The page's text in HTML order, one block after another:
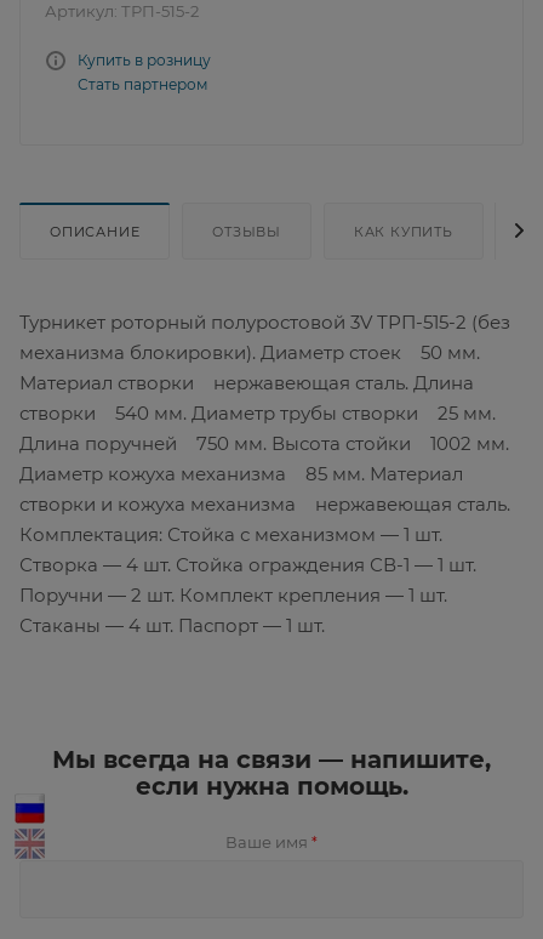
Артикул: ТРП-515-2
Купить в розницу
Стать партнером
ОПИСАНИЕ ОТЗЫВЫ КАК КУПИТЬ
Турникет роторный полуростовой 3V ТРП-515-2 (без
механизма блокировки). Диаметр стоек 50 мм.
Материал створки нержавеющая сталь. Длина
створки 540 мм. Диаметр трубы створки 25 мм.
Длина поручней 750 мм. Высота стойки 1002 мм.
Диаметр кожуха механизма 85 мм. Материал
створки и кожуха механизма нержавеющая сталь.
Комплектация: Стойка с механизмом — 1 шт.
Створка — 4 шт. Стойка ограждения СВ-1 — 1 шт.
Поручни — 2 шт. Комплект крепления — 1 шт.
Стаканы — 4 шт. Паспорт — 1 шт.
Мы всегда на связи — напишите,
если нужна помощь.
Ваше имя *